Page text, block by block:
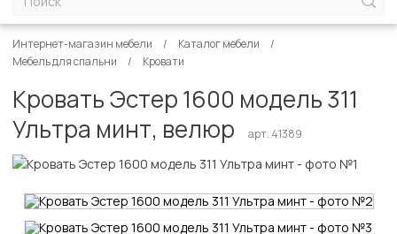
Интернет-магазин мебели
Каталог мебели
Мебель для спальни
Кровати
Кровать Эстер 1600 модель 311
Ультра минт, велюр
арт. 41389